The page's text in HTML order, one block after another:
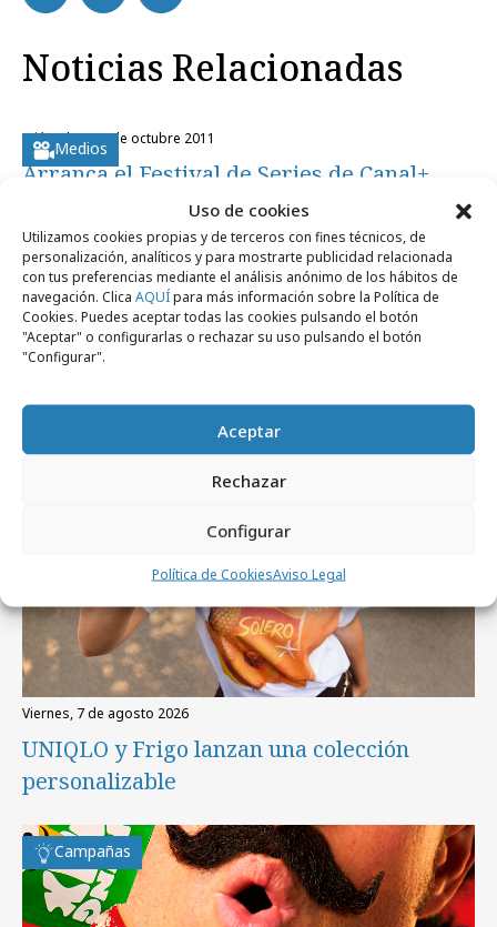
Uso de cookies
Utilizamos cookies propias y de terceros con fines técnicos, de
personalización, analíticos y para mostrarte publicidad relacionada
con tus preferencias mediante el análisis anónimo de los hábitos de
navegación. Clica AQUÍpara más información sobre la Política de
Cookies. Puedes aceptar todas las cookies pulsando el botón
"Aceptar" o configurarlas o rechazar su uso pulsando el botón
"Configurar".
Aceptar
Rechazar
Configurar
Política de CookiesAviso Legal
Noticias Relacionadas
Medios
miércoles, 19 de octubre 2011
Arranca el Festival de Series de Canal+
Artículos recientes
Campañas
viernes, 7 de agosto 2026
UNIQLO y Frigo lanzan una colección
personalizable
Campañas